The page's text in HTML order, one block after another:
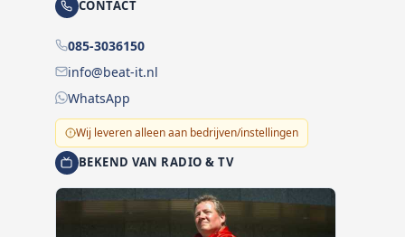
CONTACT
085-3036150
info@beat-it.nl
WhatsApp
Wij leveren alleen aan bedrijven/instellingen
BEKEND VAN RADIO & TV